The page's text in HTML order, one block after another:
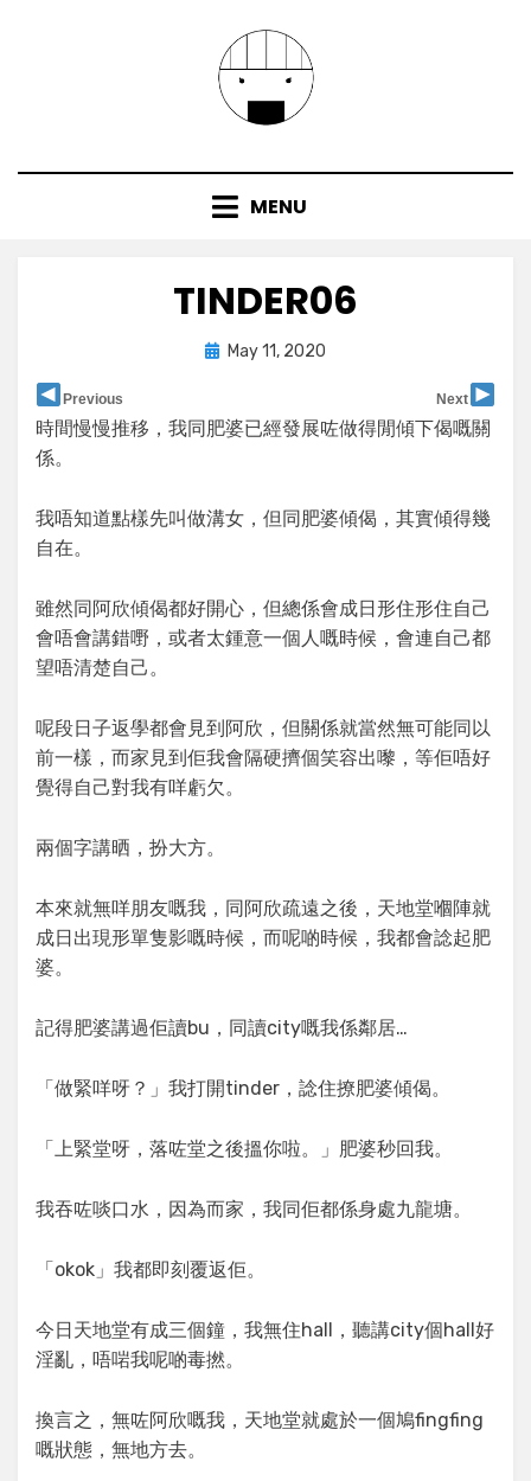
MENU
TINDER06
byuser
PostedMay 11, 2020
Previous Next
時間慢慢推移，我同肥婆已經發展咗做得閒傾下偈嘅關
係。
我唔知道點樣先叫做溝女，但同肥婆傾偈，其實傾得幾
自在。
雖然同阿欣傾偈都好開心，但總係會成日形住形住自己
會唔會講錯嘢，或者太鍾意一個人嘅時候，會連自己都
望唔清楚自己。
呢段日子返學都會見到阿欣，但關係就當然無可能同以
前一樣，而家見到佢我會隔硬擠個笑容出嚟，等佢唔好
覺得自己對我有咩虧欠。
兩個字講晒，扮大方。
本來就無咩朋友嘅我，同阿欣疏遠之後，天地堂嗰陣就
成日出現形單隻影嘅時候，而呢啲時候，我都會諗起肥
婆。
記得肥婆講過佢讀bu，同讀city嘅我係鄰居…
「做緊咩呀？」我打開tinder，諗住撩肥婆傾偈。
「上緊堂呀，落咗堂之後搵你啦。」肥婆秒回我。
我吞咗啖口水，因為而家，我同佢都係身處九龍塘。
「okok」我都即刻覆返佢。
今日天地堂有成三個鐘，我無住hall，聽講city個hall好
淫亂，唔啱我呢啲毒撚。
換言之，無咗阿欣嘅我，天地堂就處於一個鳩fingfing
嘅狀態，無地方去。